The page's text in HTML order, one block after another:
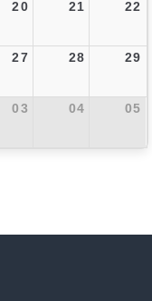
20 21 22
27 28 29
03 04 05